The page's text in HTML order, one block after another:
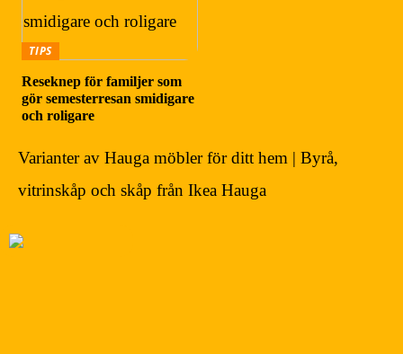
TIPS
Reseknep för familjer som
gör semesterresan smidigare
och roligare
Varianter av Hauga möbler för ditt hem | Byrå,
vitrinskåp och skåp från Ikea Hauga